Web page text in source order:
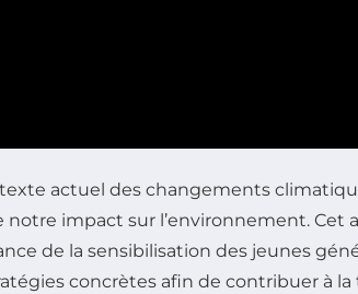
actuel des changements
impact sur l’environnement. Cet
de la sensibilisation des jeunes
concrètes afin de contribuer à la